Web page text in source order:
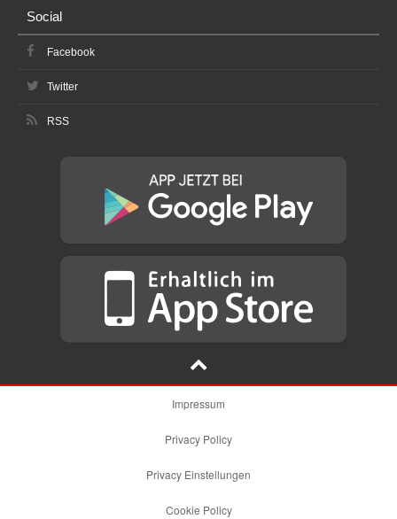
Social
Facebook
Twitter
RSS
Impressum
Privacy Policy
Privacy Einstellungen
Cookie Policy